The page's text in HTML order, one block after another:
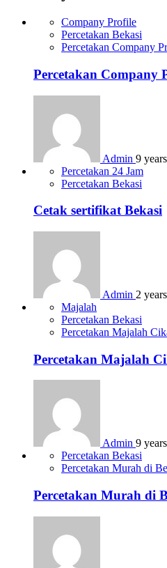
Company Profile
Percetakan Bekasi
Percetakan Company
Percetakan Company
Admin 9
Percetakan 24 Jam
Percetakan Bekasi
Cetak sertifikat Bekasi
Admin 2
Majalah
Percetakan Bekasi
Percetakan Majalah
Percetakan Majalah
Admin 9
Percetakan Bekasi
Percetakan Murah di
Percetakan Murah di